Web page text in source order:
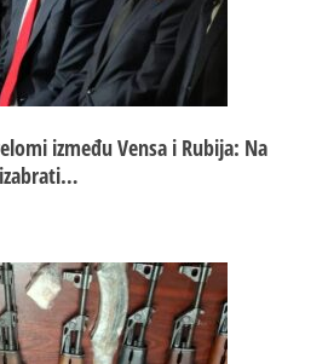
između Vensa i Rubija: Na